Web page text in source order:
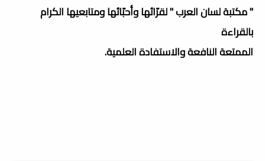
" مكتبة لسان العرب " لقرّائها وأحبّائها ومتابعيها الكرام
بالقراءة
الممتعة النافعة والاستفادة العلمية.